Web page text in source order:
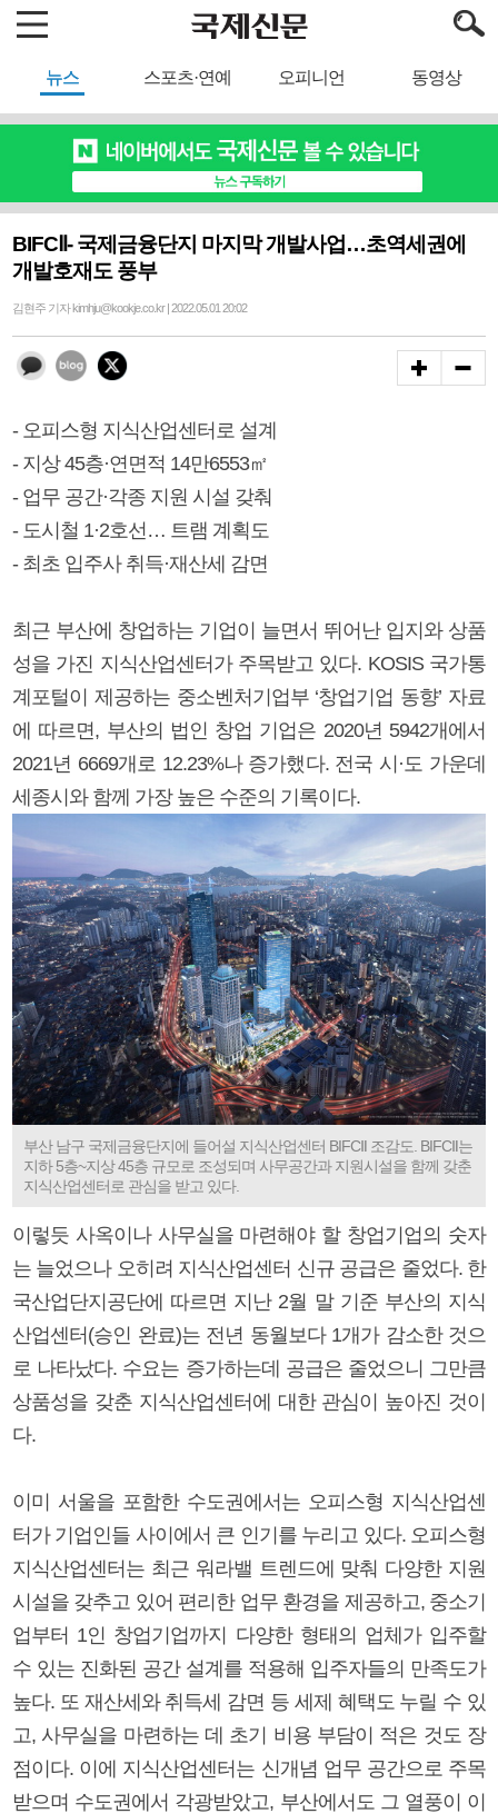
뉴스 스포츠·연예 오피니언 동영상
BIFCⅡ- 국제금융단지 마지막 개발사업…초역세권에
개발호재도 풍부
김현주 기자 kimhju@kookje.co.kr | 2022.05.01 20:02
- 오피스형 지식산업센터로 설계
- 지상 45층·연면적 14만6553㎡
- 업무 공간·각종 지원 시설 갖춰
- 도시철 1·2호선… 트램 계획도
- 최초 입주사 취득·재산세 감면
최근 부산에 창업하는 기업이 늘면서 뛰어난 입지와 상품
성을 가진 지식산업센터가 주목받고 있다. KOSIS 국가통
계포털이 제공하는 중소벤처기업부 ‘창업기업 동향’ 자료
에 따르면, 부산의 법인 창업 기업은 2020년 5942개에서
2021년 6669개로 12.23%나 증가했다. 전국 시·도 가운데
세종시와 함께 가장 높은 수준의 기록이다.
부산 남구 국제금융단지에 들어설 지식산업센터 BIFCⅡ 조감도. BIFCⅡ는
지하 5층~지상 45층 규모로 조성되며 사무공간과 지원시설을 함께 갖춘
지식산업센터로 관심을 받고 있다.
이렇듯 사옥이나 사무실을 마련해야 할 창업기업의 숫자
는 늘었으나 오히려 지식산업센터 신규 공급은 줄었다. 한
국산업단지공단에 따르면 지난 2월 말 기준 부산의 지식
산업센터(승인 완료)는 전년 동월보다 1개가 감소한 것으
로 나타났다. 수요는 증가하는데 공급은 줄었으니 그만큼
상품성을 갖춘 지식산업센터에 대한 관심이 높아진 것이
다.
이미 서울을 포함한 수도권에서는 오피스형 지식산업센
터가 기업인들 사이에서 큰 인기를 누리고 있다. 오피스형
지식산업센터는 최근 워라밸 트렌드에 맞춰 다양한 지원
시설을 갖추고 있어 편리한 업무 환경을 제공하고, 중소기
업부터 1인 창업기업까지 다양한 형태의 업체가 입주할
수 있는 진화된 공간 설계를 적용해 입주자들의 만족도가
높다. 또 재산세와 취득세 감면 등 세제 혜택도 누릴 수 있
고, 사무실을 마련하는 데 초기 비용 부담이 적은 것도 장
점이다. 이에 지식산업센터는 신개념 업무 공간으로 주목
받으며 수도권에서 각광받았고, 부산에서도 그 열풍이 이